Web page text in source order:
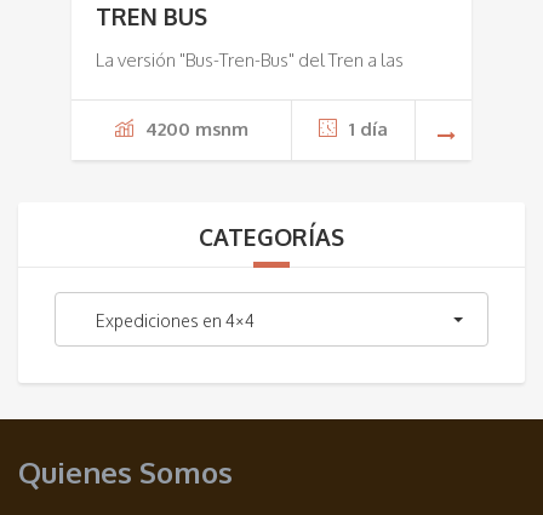
TREN BUS
La versión "Bus-Tren-Bus" del Tren a las
4200 msnm 1 día
CATEGORÍAS
Expediciones en 4×4
Quienes Somos